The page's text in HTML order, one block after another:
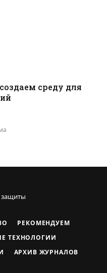
среду для
РЕКОМЕНДУЕМ
ТЕХНОЛОГИИ
АРХИВ ЖУРНАЛОВ